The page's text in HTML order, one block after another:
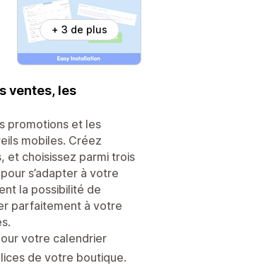
+ 3 de plus
ventes, les
promotions et les
mobiles. Créez
et choisissez parmi trois
s’adapter à votre
la possibilité de
parfaitement à votre
votre calendrier
de votre boutique.